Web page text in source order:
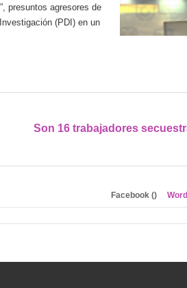
presuntos agresores de
(PDI) en un
Son 16 trabajadores
Facebook ()